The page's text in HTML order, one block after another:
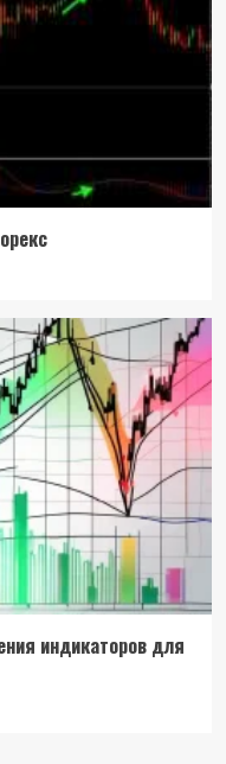
индикаторов для